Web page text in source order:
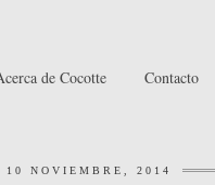
de Cocotte Contacto
10 NOVIEMBRE, 2014